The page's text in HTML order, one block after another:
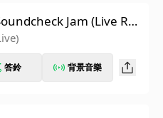
Jam (Live Re
1973)
答鈴 背景音樂